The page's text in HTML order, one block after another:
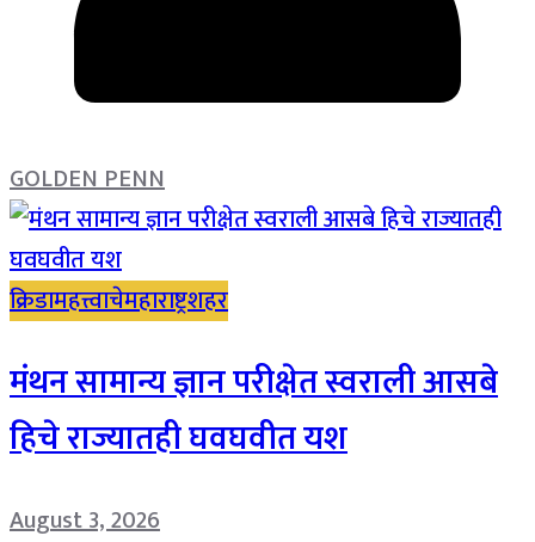
GOLDEN PENN
क्रिडामहत्त्वाचेमहाराष्ट्रशहर
मंथन सामान्य ज्ञान परीक्षेत स्वराली आसबे
हिचे राज्यातही घवघवीत यश
August 3, 2026